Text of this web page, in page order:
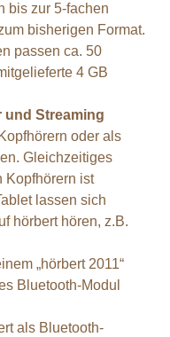
bis zur 5-fachen
bisherigen Format.
passen ca. 50
4 GB
Streaming
oder als
Gleichzeitiges
Kopfhörern ist
lassen sich
hörbert hören, z.B.
„hörbert 2011“
Bluetooth-Modul
als Bluetooth-